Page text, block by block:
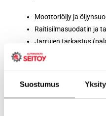
Suostumus
Moottoriöljy ja
Raitisilmasuodatin ja
Jarrujen tarkastus
Alustan ja ohjauksen
(jäähdytysneste,